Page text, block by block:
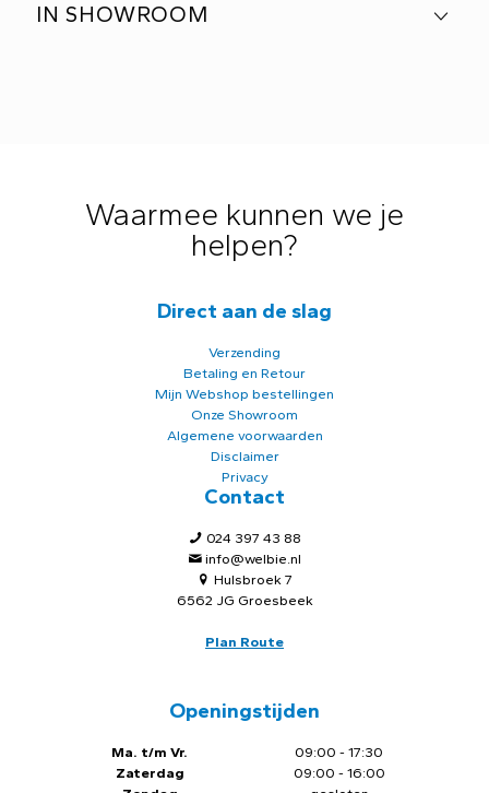
IN SHOWROOM
Waarmee kunnen we je
helpen?
Direct aan de slag
Verzending
Betaling en Retour
Mijn Webshop bestellingen
Onze Showroom
Algemene voorwaarden
Disclaimer
Privacy
Contact
024 397 43 88
info@welbie.nl
Hulsbroek 7
6562 JG Groesbeek
Plan Route
Openingstijden
Ma. t/m Vr.
Zaterdag
09:00 - 17:30
09:00 - 16:00